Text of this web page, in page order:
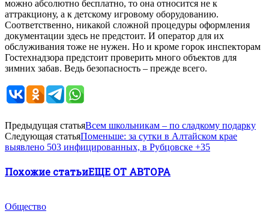
можно абсолютно бесплатно, то она относится не к
аттракциону, а к детскому игровому оборудованию.
Соответственно, никакой сложной процедуры оформления
документации здесь не предстоит. И оператор для их
обслуживания тоже не нужен. Но и кроме горок инспекторам
Гостехнадзора предстоит проверить много объектов для
зимних забав. Ведь безопасность – прежде всего.
Предыдущая статьяВсем школьникам – по сладкому подарку
Следующая статьяПоменьше: за сутки в Алтайском крае
выявлено 503 инфицированных, в Рубцовске +35
Похожие статьиЕЩЕ ОТ АВТОРА
Общество